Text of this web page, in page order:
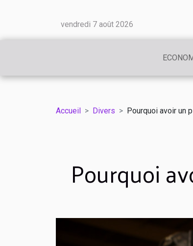
vendredi 7 août 2026
Accueil Divers Pourquoi avoir un
Pourquoi